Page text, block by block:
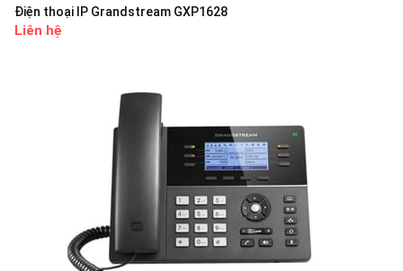
Điện thoại IP Grandstream GXP1628
Liên hệ